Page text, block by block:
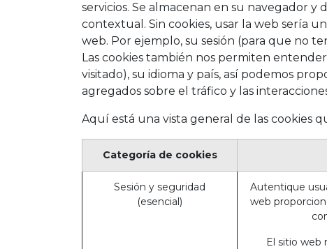
servicios. Se almacenan en su navegador
contextual. Sin cookies, usar la web sería
web. Por ejemplo, su sesión (para que no
Las cookies también nos permiten
visitado), su idioma y país, así podemos
agregados sobre el tráfico y las
Aquí está una vista general de las cookies
Categoría de cookies
Sesión y seguridad
(esencial)
Autentique
web
El sitio web